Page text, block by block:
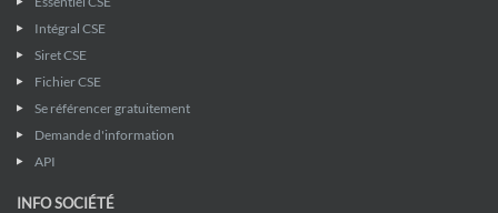
Intégral CSE
Siret CSE
Fichier CSE
Se référencer gratuitement
Demande d'information
API
INFO SOCIÉTÉ